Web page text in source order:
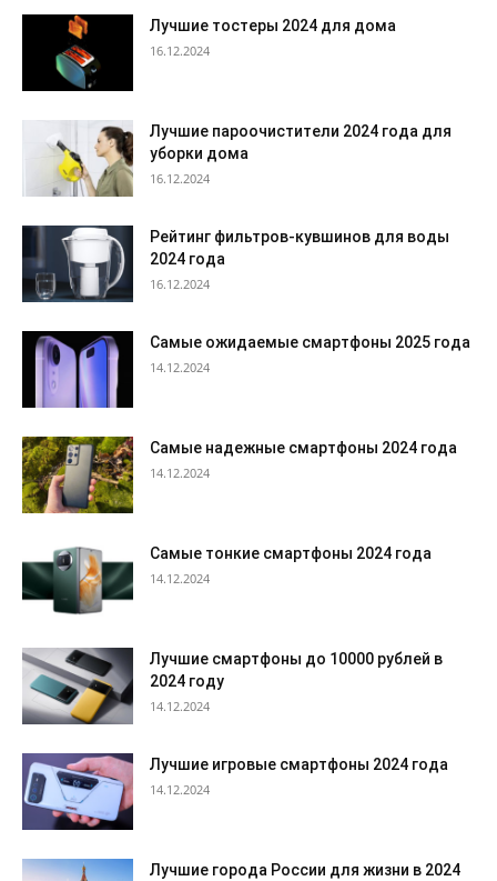
Лучшие тостеры 2024 для дома
16.12.2024
Лучшие пароочистители 2024 года для
уборки дома
16.12.2024
Рейтинг фильтров-кувшинов для воды
2024 года
16.12.2024
Самые ожидаемые смартфоны 2025 года
14.12.2024
Самые надежные смартфоны 2024 года
14.12.2024
Самые тонкие смартфоны 2024 года
14.12.2024
Лучшие смартфоны до 10000 рублей в
2024 году
14.12.2024
Лучшие игровые смартфоны 2024 года
14.12.2024
Лучшие города России для жизни в 2024